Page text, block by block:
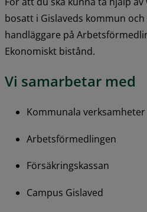
bosatt i Gislaveds kommun
handläggare på
Ekonomiskt bistånd.
Vi samarbetar med
Kommunala verksamheter
Arbetsförmedlingen
Försäkringskassan
Campus Gislaved